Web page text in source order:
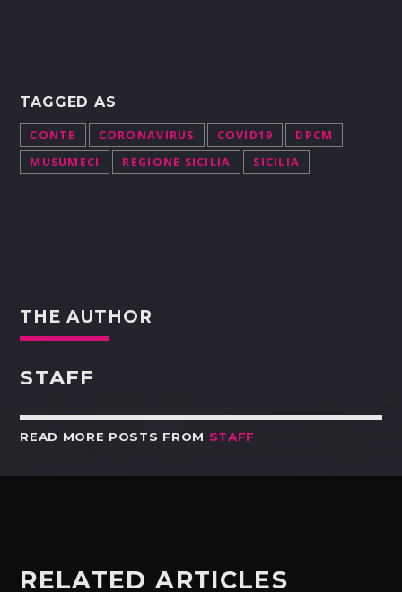
TAGGED AS
CONTE CORONAVIRUS COVID19
DPCM
MUSUMECI
REGIONE SICILIA SICILIA
THE AUTHOR
STAFF
READ MORE POSTS FROM STAFF
RELATED ARTICLES